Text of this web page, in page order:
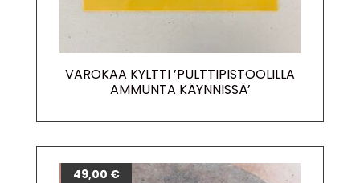
VAROKAA KYLTTI ’PULTTIPISTOOLILLA
AMMUNTA KÄYNNISSÄ’
49,00 €